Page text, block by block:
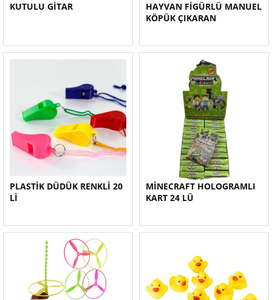
KUTULU GİTAR
HAYVAN FİGÜRLÜ MANUEL
KÖPÜK ÇIKARAN
PLASTİK DÜDÜK RENKLİ 20
Lİ
MİNECRAFT HOLOGRAMLI
KART 24 LÜ